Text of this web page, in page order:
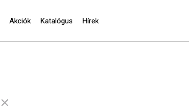
Akciók Katalógus Hírek